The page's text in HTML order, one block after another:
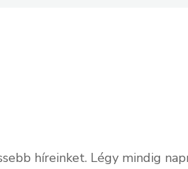
híreinket. Légy mindig